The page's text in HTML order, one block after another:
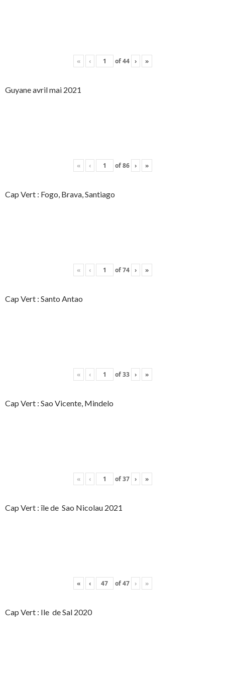
« ‹ of44 › »
Guyane avril mai 2021
« ‹ of86 › »
Cap Vert : Fogo, Brava, Santiago
« ‹ of74 › »
Cap Vert : Santo Antao
« ‹ of33 › »
Cap Vert : Sao Vicente, Mindelo
« ‹ of37 › »
Cap Vert : île de Sao Nicolau 2021
« ‹ of47 › »
Cap Vert : Ile de Sal 2020